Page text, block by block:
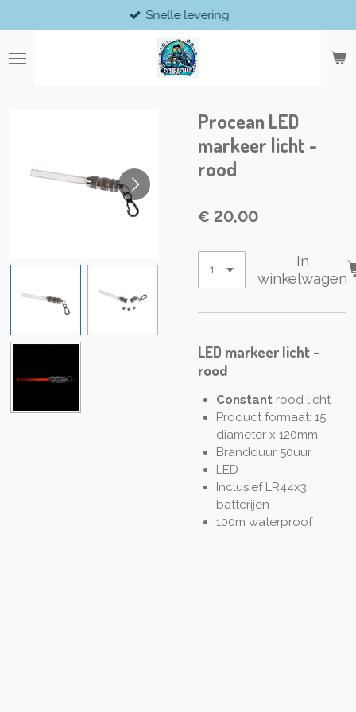
direct
naar
de
Snelle levering
Procean LED
markeer licht -
rood
€ 20,00
In
winkelwagen
LED markeer licht -
rood
Constant rood licht
Product formaat: 15
diameter x 120mm
Brandduur 50uur
LED
Inclusief LR44x3
batterijen
100m waterproof